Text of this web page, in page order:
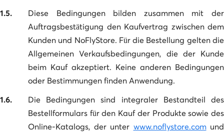
1.5.
Diese Bedingungen bilden zusammen mit der
Auftragsbestätigung den Kaufvertrag zwischen dem
Kunden und NoFlyStore. Für die Bestellung gelten die
Allgemeinen Verkaufsbedingungen, die der Kunde
beim Kauf akzeptiert. Keine anderen Bedingungen
oder Bestimmungen finden Anwendung.
1.6.
Die Bedingungen sind integraler Bestandteil des
Bestellformulars für den Kauf der Produkte sowie des
Online-Katalogs, der unter www.noflystore.comund